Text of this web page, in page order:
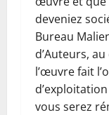
deveniez
Bureau
d’Auteurs,
l’œuvre fait
vous serez